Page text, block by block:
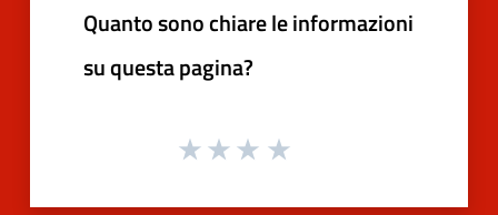
Quanto sono chiare le informazioni
su questa pagina?